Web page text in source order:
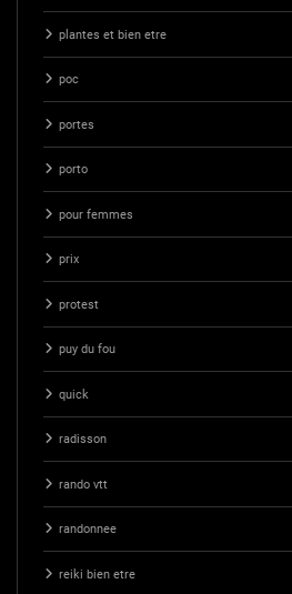
plantes et bien etre
poc
portes
porto
pour femmes
prix
protest
puy du fou
quick
radisson
rando vtt
randonnee
reiki bien etre